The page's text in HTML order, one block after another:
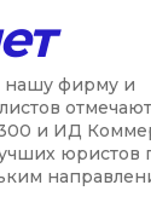
нашу фирму и
и ИД
юристов